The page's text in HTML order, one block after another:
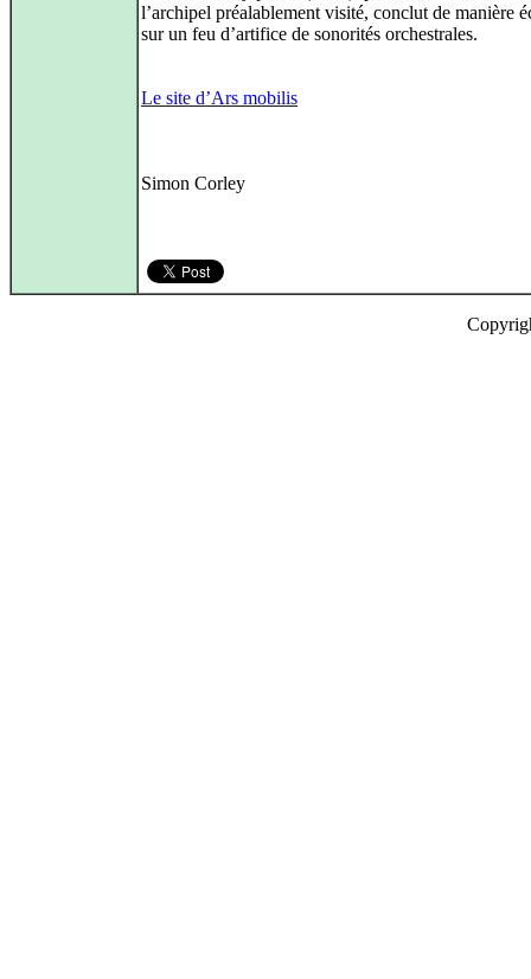
l’archipel préalablement visité, conclut de manière
sur un feu d’artifice de sonorités orchestrales.
Le site d’Ars mobilis
Simon Corley